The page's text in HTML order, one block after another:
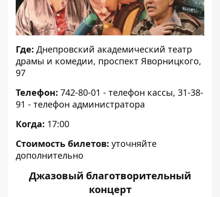
Где: Днепровский академический театр
драмы и комедии, проспект Яворницкого,
97
Телефон: 742-80-01 - телефон кассы, 31-38-
91 - телефон администратора
Когда: 17:00
Стоимость билетов: уточняйте
дополнительно
Джазовый благотворительный
концерт